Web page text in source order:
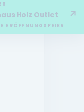
Holz Outlet
ERÖFFNUNGSFEIER
↗